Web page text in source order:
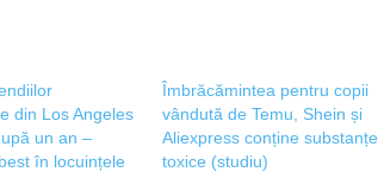
din Los Angeles
un an –
în locuințele
Îmbrăcămintea pentru copii
vândută de Temu, Shein și
Aliexpress conține substanțe
toxice (studiu)